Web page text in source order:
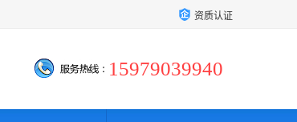
资质认证
15979039940